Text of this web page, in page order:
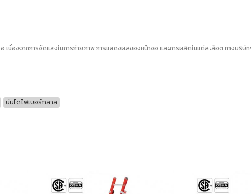
เนื่องจากการจัดแสงในการถ่ายภาพ การแสดงผลของหน้าจอ และการผลิตในแต่ละล็อต ทางบริ
บันไดไฟเบอร์กลาส